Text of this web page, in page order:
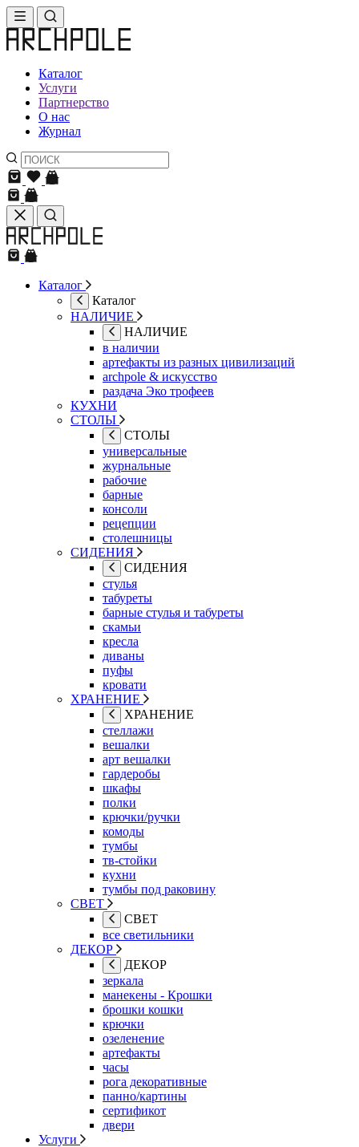
Каталог
Услуги
Партнерство
О нас
Журнал
Каталог
Каталог
НАЛИЧИЕ
НАЛИЧИЕ
в наличии
артефакты из разных цивилизаций
archpole & искусство
раздача Эко трофеев
КУХНИ
СТОЛЫ
СТОЛЫ
универсальные
журнальные
рабочие
барные
консоли
рецепции
столешницы
СИДЕНИЯ
СИДЕНИЯ
стулья
табуреты
барные стулья и табуреты
скамьи
кресла
диваны
пуфы
кровати
ХРАНЕНИЕ
ХРАНЕНИЕ
стеллажи
вешалки
арт вешалки
гардеробы
шкафы
полки
крючки/ручки
комоды
тумбы
тв-стойки
кухни
тумбы под раковину
СВЕТ
СВЕТ
все светильники
ДЕКОР
ДЕКОР
зеркала
манекены - Крошки
брошки кошки
крючки
озеленение
артефакты
часы
рога декоративные
панно/картины
сертификот
двери
Услуги